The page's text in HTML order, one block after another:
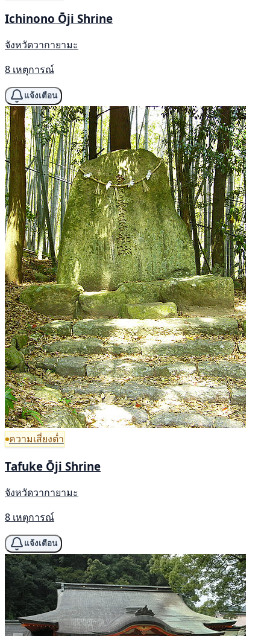
Ichinono Ōji Shrine
จังหวัดวากายามะ
8 เหตุการณ์
แจ้งเตือน
ความเสี่ยงต่ำ
Tafuke Ōji Shrine
จังหวัดวากายามะ
8 เหตุการณ์
แจ้งเตือน